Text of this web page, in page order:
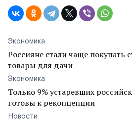
Экономика
Россияне стали чаще покупать
товары для дачи
Экономика
Только 9% устаревших
готовы к реконцепции
Новости